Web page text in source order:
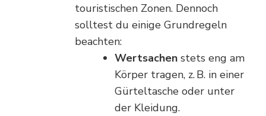
touristischen Zonen. Dennoch
solltest du einige Grundregeln
beachten:
Wertsachen stets eng am
Körper tragen, z. B. in einer
Gürteltasche oder unter
der Kleidung.